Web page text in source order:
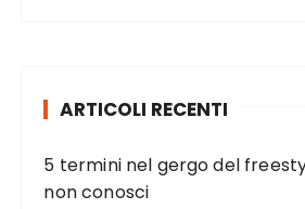
ARTICOLI RECENTI
5 termini nel gergo del
non conosci